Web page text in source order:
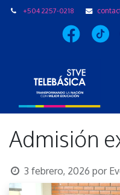
+504 2257-0218
Admisión
3 febrero, 2026 por